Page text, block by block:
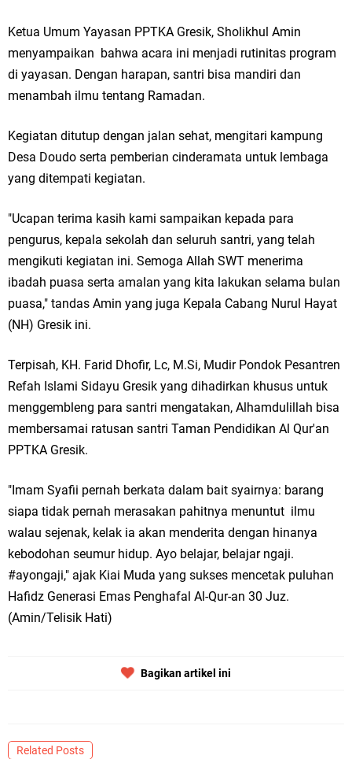
Jakarta
dan Ibu Hamil Narasi
Zakat Produktif Dorong Kemandirian UMKM, LAZISNU Kedamean Bantu
Karang Taruna Gresik Perkuat Ekonomi Lewat Pemanfaatan Gedung C
Islamic Center
Nila Yani Apresiasi Launching Komunitas Gowes dan Pasar Ahad
Takmir Masjid KH Robbach Ma’sum Gelar Penyembelihan Hewan
Qurban dari Bupati & Kepala DPMPTSP Gresik
Ponpes Himmatul Khoiriyah Gelar Penyembelihan Hewan Qurban dari
Keluarga Besar dr. Titin Ekowati RS Wates Husada Balongpanggang
RT 03 RW 01 Patra Raya Rosewood Cerme Gresik Berbenah dan
Bersolek, Siap Meriahkan HUT Ke 81 RI
Ketua Umum Yayasan PPTKA Gresik, Sholikhul Amin
menyampaikan bahwa acara ini menjadi rutinitas program
di yayasan. Dengan harapan, santri bisa mandiri dan
menambah ilmu tentang Ramadan.
Kegiatan ditutup dengan jalan sehat, mengitari kampung
Desa Doudo serta pemberian cinderamata untuk lembaga
yang ditempati kegiatan.
"Ucapan terima kasih kami sampaikan kepada para
pengurus, kepala sekolah dan seluruh santri, yang telah
mengikuti kegiatan ini. Semoga Allah SWT menerima
ibadah puasa serta amalan yang kita lakukan selama bulan
puasa," tandas Amin yang juga Kepala Cabang Nurul Hayat
(NH) Gresik ini.
Terpisah, KH. Farid Dhofir, Lc, M.Si, Mudir Pondok Pesantren
Refah Islami Sidayu Gresik yang dihadirkan khusus untuk
menggembleng para santri mengatakan, Alhamdulillah bisa
membersamai ratusan santri Taman Pendidikan Al Qur'an
PPTKA Gresik.
"Imam Syafii pernah berkata dalam bait syairnya: barang
siapa tidak pernah merasakan pahitnya menuntut ilmu
walau sejenak, kelak ia akan menderita dengan hinanya
kebodohan seumur hidup. Ayo belajar, belajar ngaji.
#ayongaji," ajak Kiai Muda yang sukses mencetak puluhan
Hafidz Generasi Emas Penghafal Al-Qur-an 30 Juz.
(Amin/Telisik Hati)
Bagikan artikel ini
Related Posts